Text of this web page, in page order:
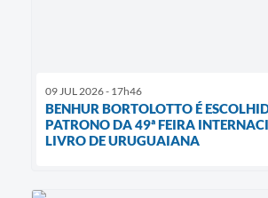
09 JUL 2026 - 17h46
BENHUR BORTOLOTTO É
PATRONO DA 49ª FEIRA
LIVRO DE URUGUAIANA